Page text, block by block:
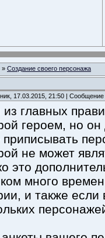
» Создание своего персонажа
17.03.2015, 21:50 |
главных
героем, но
не может
это
много
и также